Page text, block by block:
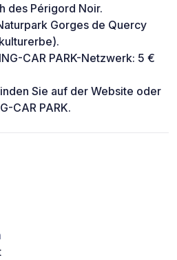
des Périgord Noir.
Gorges de Quercy
CAR PARK-Netzwerk: 5 €
Sie auf der Website oder
CAR PARK.